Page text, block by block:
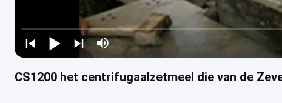
CS1200 het centrifugaalzetmeel die van de